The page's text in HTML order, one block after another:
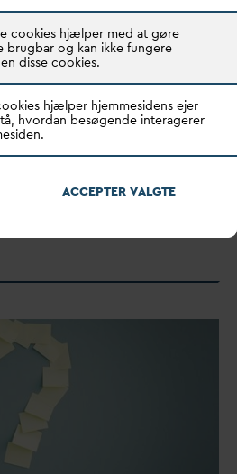
OG BIODIVERSITET
cookies hjælper med at gøre
brugbar og kan ikke fungere
disse cookies.
hjælper hjemmesidens ejer
hvordan besøgende interagerer
ACCEPTERVALGTE